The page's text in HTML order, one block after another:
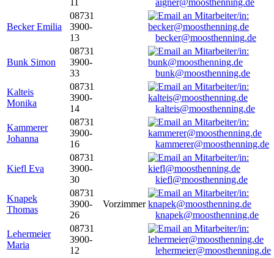
aigner@moosthenning.de
Becker Emilia
08731
3900-
13
becker@moosthenning.de
Bunk Simon
08731
3900-
33
bunk@moosthenning.de
Kalteis
Monika
08731
3900-
14
kalteis@moosthenning.de
Kammerer
Johanna
08731
3900-
16
kammerer@moosthenning.de
Kiefl Eva
08731
3900-
30
kiefl@moosthenning.de
Knapek
Thomas
08731
3900-
26
Vorzimmer
knapek@moosthenning.de
Lehermeier
Maria
08731
3900-
12
lehermeier@moosthenning.de